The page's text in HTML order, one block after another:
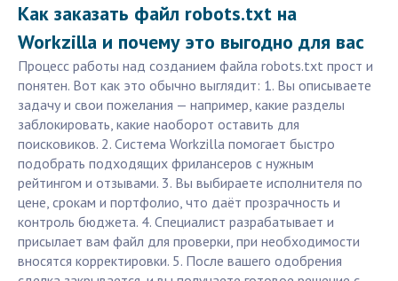
Как заказать файл robots.txt на
Workzilla и почему это выгодно для вас
Процесс работы над созданием файла robots.txt прост и
понятен. Вот как это обычно выглядит: 1. Вы описываете
задачу и свои пожелания — например, какие разделы
заблокировать, какие наоборот оставить для
поисковиков. 2. Система Workzilla помогает быстро
подобрать подходящих фрилансеров с нужным
рейтингом и отзывами. 3. Вы выбираете исполнителя по
цене, срокам и портфолио, что даёт прозрачность и
контроль бюджета. 4. Специалист разрабатывает и
присылает вам файл для проверки, при необходимости
вносятся корректировки. 5. После вашего одобрения